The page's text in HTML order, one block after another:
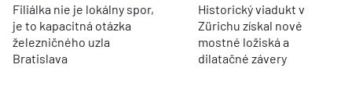
Filiálka nie je lokálny spor,
je to kapacitná otázka
železničného uzla
Bratislava
Historický viadukt v
Zürichu získal nové
mostné ložiská a
dilatačné závery